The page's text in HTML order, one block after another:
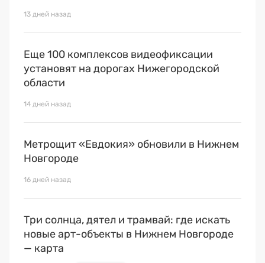
13 дней назад
Еще 100 комплексов видеофиксации
установят на дорогах Нижегородской
области
14 дней назад
Метрощит «Евдокия» обновили в Нижнем
Новгороде
16 дней назад
Три солнца, дятел и трамвай: где искать
новые арт-объекты в Нижнем Новгороде
— карта